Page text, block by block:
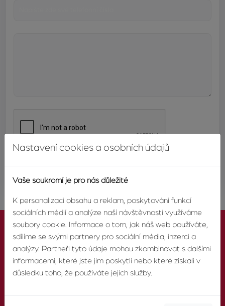
KONTAKTUJTE NÁS
Nastavení cookies a osobních údajů
Vaše soukromí je pro nás důležité
K personalizaci obsahu a reklam, poskytování funkcí
sociálních médií a analýze naší návštěvnosti využíváme
soubory cookie. Informace o tom, jak náš web používáte,
sdílíme se svými partnery pro sociální média, inzerci a
analýzy. Partneři tyto údaje mohou zkombinovat s dalšími
informacemi, které jste jim poskytli nebo které získali v
důsledku toho, že používáte jejich služby.